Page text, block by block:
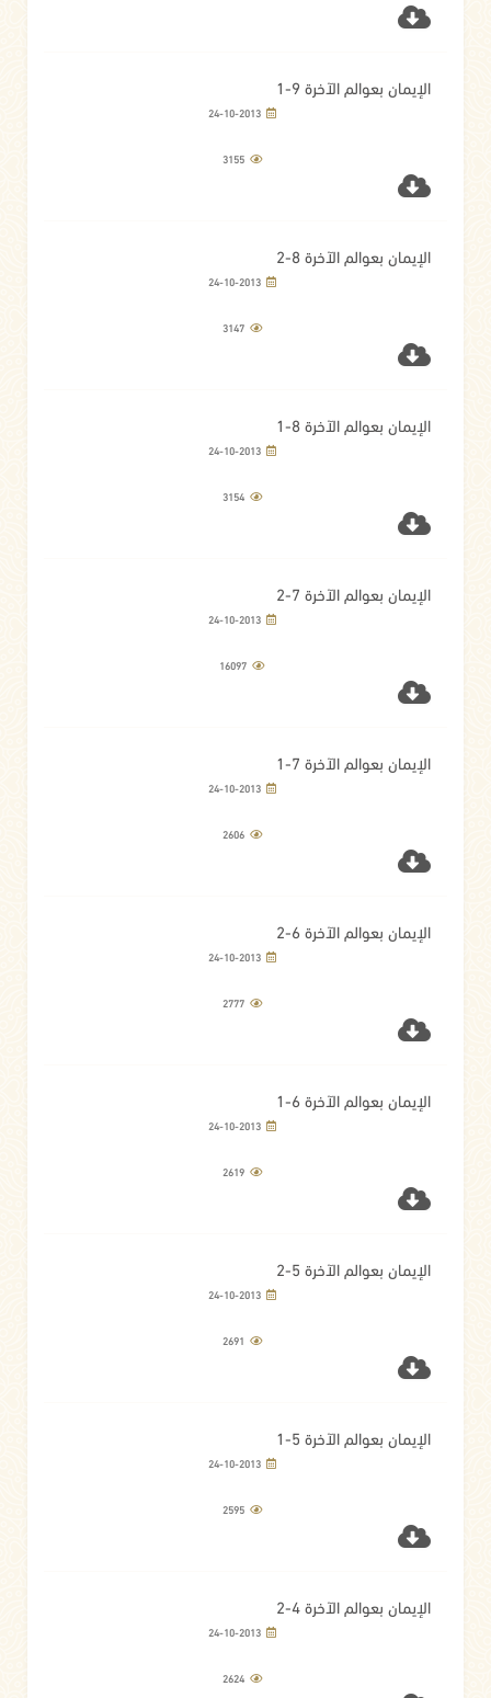
الإيمان بعوالم الآخرة 9-1
24-10-2013
3155
الإيمان بعوالم الآخرة 8-2
24-10-2013
3147
الإيمان بعوالم الآخرة 8-1
24-10-2013
3154
الإيمان بعوالم الآخرة 7-2
24-10-2013
الإيمان بعوالم الآخرة 7-1
24-10-2013
2606
الإيمان بعوالم الآخرة 6-2
24-10-2013
2777
الإيمان بعوالم الآخرة 6-1
24-10-2013
2619
الإيمان بعوالم الآخرة 5-2
24-10-2013
الإيمان بعوالم الآخرة 5-1
24-10-2013
2595
الإيمان بعوالم الآخرة 4-2
24-10-2013
2624